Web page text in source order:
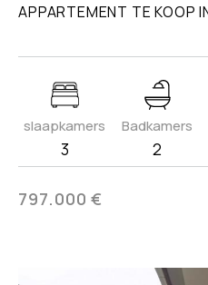
APPARTEMENT TE KOOP
slaapkamers
3
Badkamers
2
797.000 €